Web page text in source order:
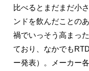
比べるとまだまだ小
ンドを飲んだことの
禍でいっそう高まっ
ており、なかでも
ー発表）。メーカー